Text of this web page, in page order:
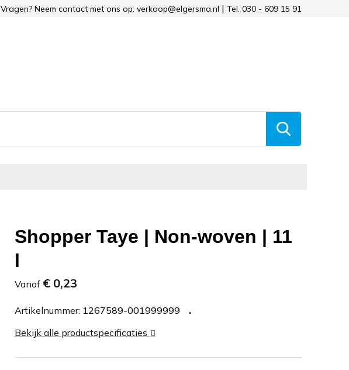
Vragen? Neem contact met ons op: verkoop@elgersma.nl Tel. 030 - 609 15 91
Shopper Taye | Non-woven | 11
l
Vanaf € 0,23
Artikelnummer: 1267589-001999999
Bekijk alle productspecificaties